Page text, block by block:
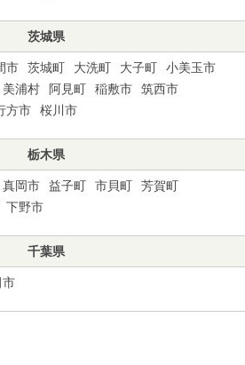
茨城県
市 茨城町 大洗町 大子町
小美玉市
美浦村 阿見町 稲敷市
筑西市
方市 桜川市
栃木県
真岡市 益子町 市貝町
芳賀町
下野市
千葉県
市